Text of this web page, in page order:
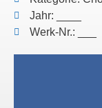
Jahr: ____
Werk-Nr.: ___